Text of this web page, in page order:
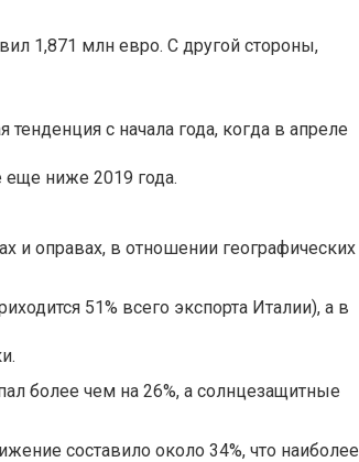
1,871 млн евро. С другой стороны,
с начала года, когда в апреле
еще ниже 2019 года.
и оправах, в отношении географических
51% всего экспорта Италии), а в
более чем на 26%, а солнцезащитные
составило около 34%, что наиболее